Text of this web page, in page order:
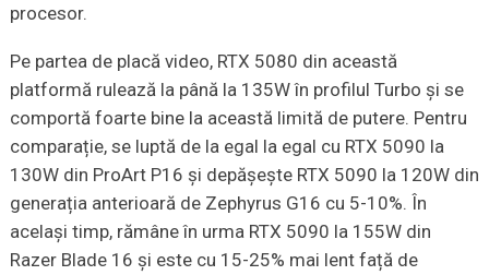
procesor.
Pe partea de placă video, RTX 5080 din această
platformă rulează la până la 135W în profilul Turbo și se
comportă foarte bine la această limită de putere. Pentru
comparație, se luptă de la egal la egal cu RTX 5090 la
130W din ProArt P16 și depășește RTX 5090 la 120W din
generația anterioară de Zephyrus G16 cu 5-10%. În
același timp, rămâne în urma RTX 5090 la 155W din
Razer Blade 16 și este cu 15-25% mai lent față de